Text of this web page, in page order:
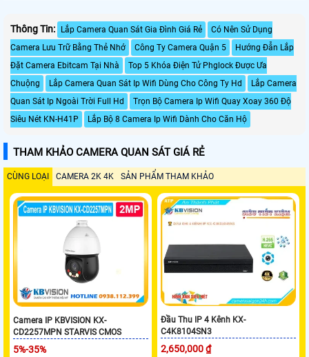
Thông Tin: Lắp Camera Quan Sát Gia Đình Giá Rẻ
Có Nên Sử Dụng
Camera Lưu Trữ Bằng Thẻ Nhớ
Công Ty Camera Quận 5
Hướng Đẫn Lắp
Đặt Camera Ebitcam Tại Nhà
Top 5 Khóa Điện Tử Phglock Được Ưa
Chuộng
Lắp Camera Quan Sát Ip Wifi Dùng Cho Công Ty Hd
Lắp Camera
Quan Sát Ip Ngoài Trời Full Hd
Trọn Bộ Camera Ip Wifi Quay Xoay 360 Độ
Siêu Nét KN-H41P
Lắp Bộ 8 Camera Ip Wifi Dành Cho Căn Hộ
THAM KHẢO CAMERA QUAN SÁT GIÁ RẺ
CÙNG LOẠI CAMERA 2K 4K SẢN PHẨM THAM KHẢO
Camera IP KBVISION KX-
CD2257MPN STARVIS CMOS
5%-35%
Đầu Thu IP 4 Kênh KX-
C4K8104SN3
2,650,000 ₫